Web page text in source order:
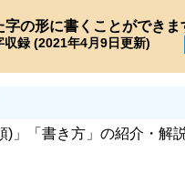
の形に書くことができま
収録 (2021年4月9日更新)
」「書き方」の紹介・解説